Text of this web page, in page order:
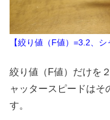
【絞り値（F値）=3.2、
絞り値（F値）だけを
ャッタースピードはそ
す。